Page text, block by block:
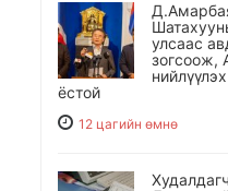
улсаас
зогсоож,
ёстой
12 цагийн өмнө